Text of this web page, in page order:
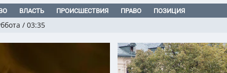
ВЛАСТЬ ПРОИСШЕСТВИЯ ПРАВО ПОЗИЦИЯ
/ 03:35